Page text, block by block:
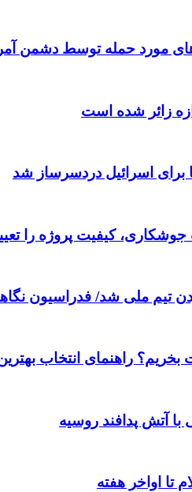
مورد حمله توسط دشمن
زائر شده است
اسرائیل دردسرساز شد
جوشکاری، کیفیت پروژه را
تیم ملی شد/ فدراسیون
بخریم؟ راهنمای انتخاب